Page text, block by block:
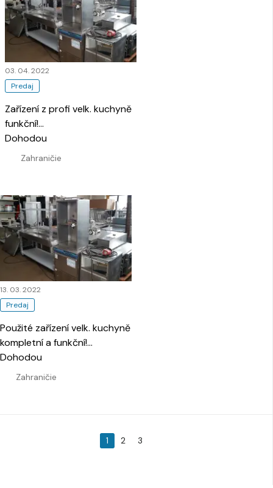
Predaj
03. 04. 2022
Zařízení z profi velk. kuchyně
funkční!…
Zahraničie
Dohodou
Predaj
13. 03. 2022
Použité zařízení velk. kuchyně
kompletní a funkční!…
Zahraničie
Dohodou
1 2 3